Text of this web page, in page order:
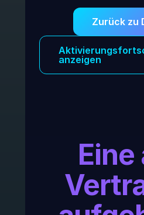
Zurück zu
anzeigen